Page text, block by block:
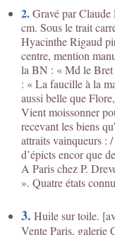
2.Gravé par
cm. Sous le trait
Hyacinthe Rigaud
centre, mention
la BN : « Md le Bret
: « La faucille à la
aussi belle que
Vient moissonner
recevant les biens
attraits vainqueurs :
d’épicts encor que
A Paris chez P.
». Quatre états
3. Huile sur toile.
Vente Paris, galerie